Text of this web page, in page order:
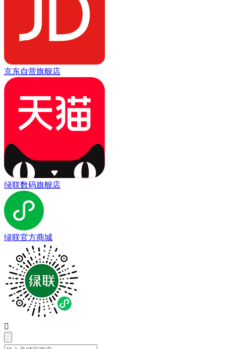
京东自营旗舰店
绿联数码旗舰店
绿联官方商城
